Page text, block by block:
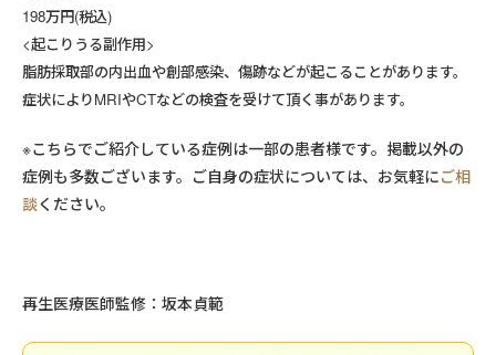
198万円(税込)
<起こりうる副作用>
脂肪採取部の内出血や創部感染、傷跡などが起こることがあります。
症状によりMRIやCTなどの検査を受けて頂く事があります。
※こちらでご紹介している症例は一部の患者様です。掲載以外の
症例も多数ございます。ご自身の症状については、お気軽にご相
談ください。
再生医療医師監修：坂本貞範